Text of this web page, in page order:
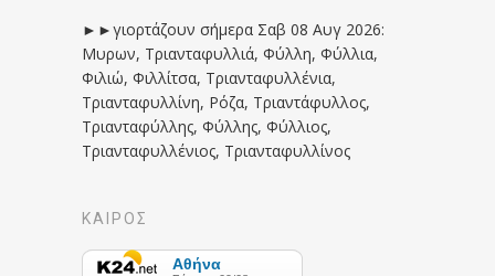
►►γιορτάζουν σήμερα Σαβ 08 Αυγ 2026:
Μυρων, Τριανταφυλλιά, Φύλλη, Φύλλια,
Φιλιώ, Φιλλίτσα, Τριανταφυλλένια,
Τριανταφυλλίνη, Ρόζα, Τριαντάφυλλος,
Τριανταφύλλης, Φύλλης, Φύλλιος,
Τριανταφυλλένιος, Τριανταφυλλίνος
ΚΑΙΡΟΣ